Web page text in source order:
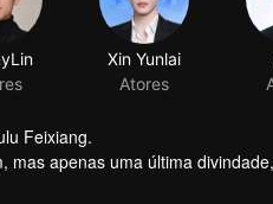
Xin Yunlai
Atores
Feixiang.
mas apenas uma última
de milhares de anos. Em uma